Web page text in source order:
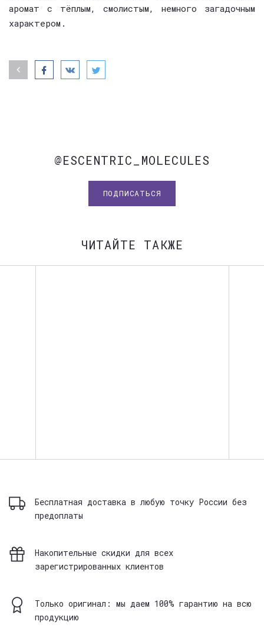
аромат с тёплым, смолистым, немного загадочным
характером.
@ESCENTRIC_MOLECULES
ПОДПИСАТЬСЯ
ЧИТАЙТЕ ТАКЖЕ
Бесплатная доставка в любую точку России без
предоплаты
Накопительные скидки для всех
зарегистрированных клиентов
Только оригинал: мы даем 100% гарантию на всю
продукцию